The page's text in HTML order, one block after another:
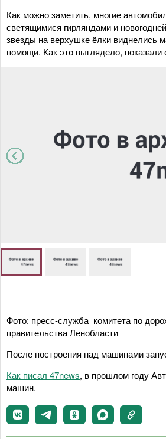
Как можно заметить, многие
светящимися гирляндами и
звезды на верхушке ёлки
помощи. Как это выглядело, показали
Фото: пресс-служба комитета по
правительства Ленобласти
После построения над машинами
Как писал 47news, в прошлом году
машин.